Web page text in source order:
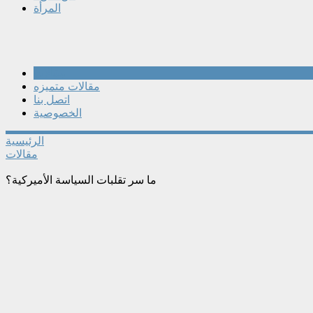
المرأة
مقالات متميزه
اتصل بنا
الخصوصية
الرئيسية
مقالات
ما سر تقلبات السياسة الأميركية؟